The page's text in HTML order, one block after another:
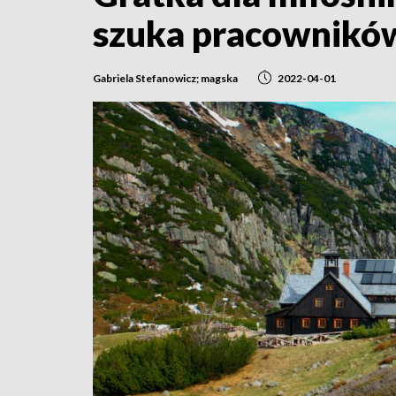
szuka
Gabriela Stefanowicz; magska 2022-04-01